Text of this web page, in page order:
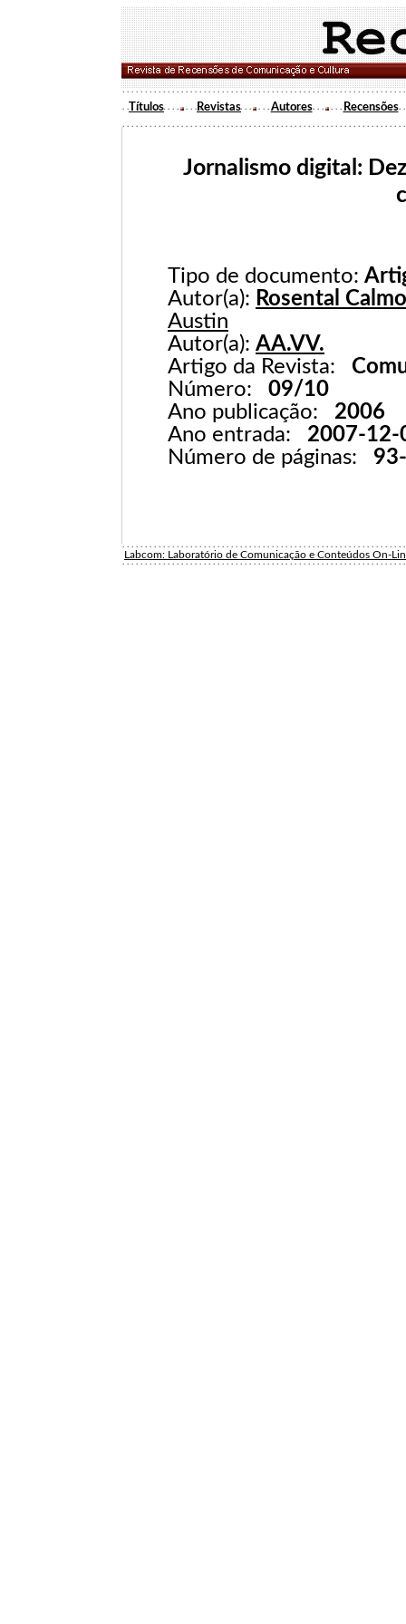
Títulos Revistas Autores Recensões
Jornalismo digital:
Tipo de documento:
Autor(a): Rosental
Austin
Autor(a): AA.VV.
Artigo da Revista:
Número: 09/10
Ano publicação: 2006
Ano entrada: 2007-12-
Número de páginas:
Labcom: Laboratório de Comunicação e Conteúdos On-